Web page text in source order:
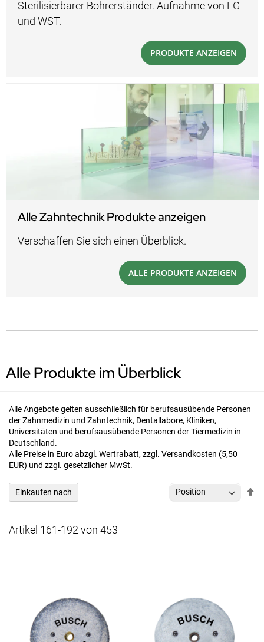
Sterilisierbarer Bohrerständer. Aufnahme von FG
und WST.
PRODUKTE ANZEIGEN
Alle Zahntechnik Produkte anzeigen
Verschaffen Sie sich einen Überblick.
ALLE PRODUKTE ANZEIGEN
Alle Produkte im Überblick
Alle Angebote gelten ausschließlich für berufsausübende Personen
der Zahnmedizin und Zahntechnik, Dentallabore, Kliniken,
Universitäten und berufsausübende Personen der Tiermedizin in
Deutschland.
Alle Preise in Euro abzgl. Wertrabatt, zzgl. Versandkosten (5,50
EUR) und zzgl. gesetzlicher MwSt.
Einkaufen nach
Artikel 161-192 von 453